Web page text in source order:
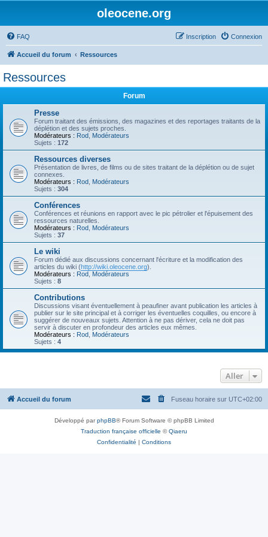
oleocene.org
FAQ Connexion
Inscription
Accueil du forum Ressources
Ressources
Forum
Presse
Forum traitant des émissions, des magazines et des reportages traitants de la
déplétion et des sujets proches.
Modérateurs : Rod Modérateurs
Sujets : 172
Ressources diverses
Présentation de livres, de films ou de sites traitant de la déplétion ou de sujet
connexes.
Modérateurs : Rod Modérateurs
Sujets : 304
Conférences
Conférences et réunions en rapport avec le pic pétrolier et l'épuisement des
ressources naturelles.
Modérateurs : Rod Modérateurs
Sujets : 37
Le wiki
Forum dédié aux discussions concernant l'écriture et la modification des
articles du wiki (http://wiki.oleocene.org).
Modérateurs : Rod Modérateurs
Sujets : 8
Contributions
Discussions visant éventuellement à peaufiner avant publication les articles à
publier sur le site principal et à corriger les éventuelles coquilles, ou encore à
suggérer de nouveaux sujets. Attention à ne pas dériver, cela ne doit pas
servir à discuter en profondeur des articles eux mêmes.
Modérateurs : Rod Modérateurs
Sujets : 4
Aller
Accueil du forum Fuseau horaire sur UTC+02:00
Développé parphpBB® Forum Software © phpBB Limited
Traduction française officielle ©Qiaeru
Confidentialité | Conditions